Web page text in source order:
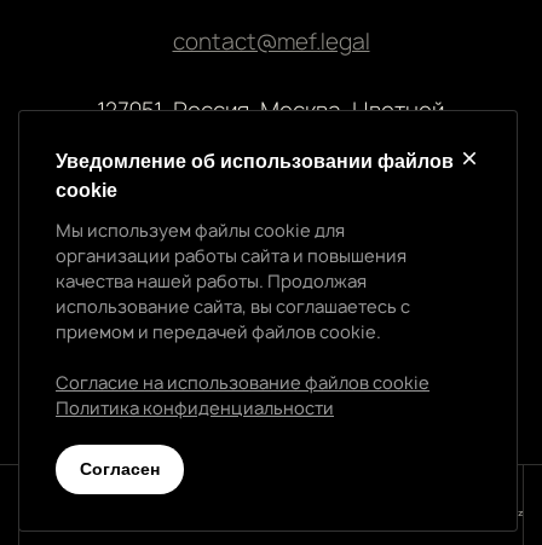
contact@mef.legal
127051, Россия, Москва, Цветной
Реквизиты компании
ООО “МЭФ ЛИГАЛ”
ИНН 7704874992
ОГРН 5147746145718
Политика конфиденциальности
Уведомление об использовании cookie
работы сайта и повышения качества нашей работы.
Продолжая использование сайта, вы
cookie.
Уведомление об использовании файлов
cookie
Мы используем файлы cookie для
организации работы сайта и повышения
качества нашей работы. Продолжая
использование сайта, вы соглашаетесь с
приемом и передачей файлов cookie.
Согласие на использование файлов cookie
Политика конфиденциальности
Cогласен